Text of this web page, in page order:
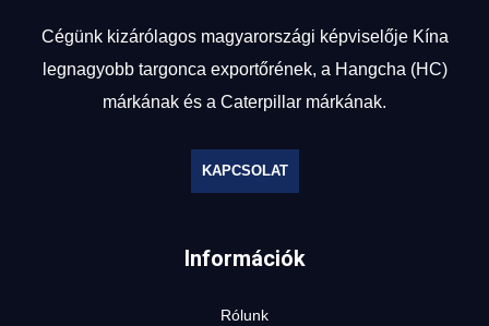
Cégünk kizárólagos magyarországi képviselője Kína
legnagyobb targonca exportőrének, a Hangcha (HC)
márkának és a Caterpillar márkának.
KAPCSOLAT
Információk
Rólunk